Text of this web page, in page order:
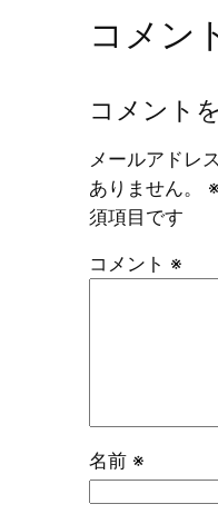
コメン
コメント
メールアドレ
ありません。
※
須項目です
コメント ※
名前 ※